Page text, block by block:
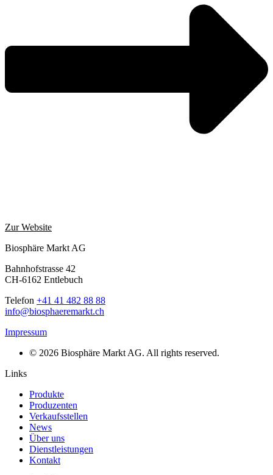
Zur Website
Biosphäre Markt AG
Bahnhofstrasse 42
CH-6162 Entlebuch
Telefon +41 41 482 88 88
info@biosphaeremarkt.ch
Impressum
© 2026 Biosphäre Markt AG. All rights reserved.
Links
Produkte
Produzenten
Verkaufsstellen
News
Über uns
Dienstleistungen
Kontakt